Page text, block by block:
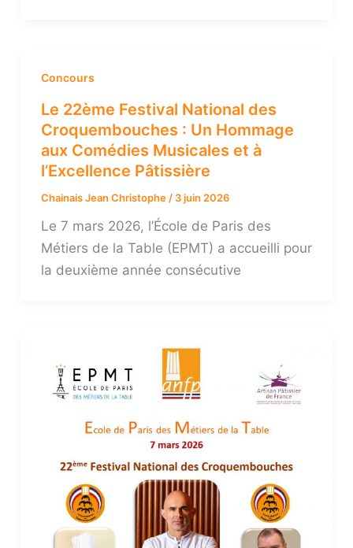
Concours
Le 22ème Festival National des
Croquembouches : Un Hommage
aux Comédies Musicales et à
l’Excellence Pâtissière
Chainais Jean Christophe / 3 juin 2026
Le 7 mars 2026, l’École de Paris des
Métiers de la Table (EPMT) a accueilli pour
la deuxième année consécutive